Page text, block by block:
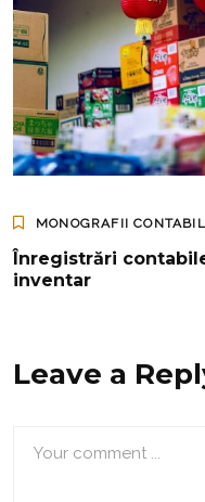
MONOGRAFII
Înregistrări
inventar
Leave a